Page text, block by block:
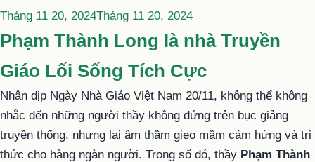
Đăng
trong
Tháng 11 20, 2024Tháng 11 20, 2024
Phạm Thành Long là nhà Truyền
Giáo Lối Sống Tích Cực
Nhân dịp Ngày Nhà Giáo Việt Nam 20/11, không thể không
nhắc đến những người thầy không đứng trên bục giảng
truyền thống, nhưng lại âm thầm gieo mầm cảm hứng và tri
thức cho hàng ngàn người. Trong số đó, thầy Phạm Thành